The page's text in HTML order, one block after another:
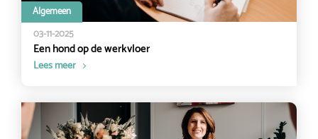
Algemeen
03-11-2025
Een hond op de werkvloer
Lees meer